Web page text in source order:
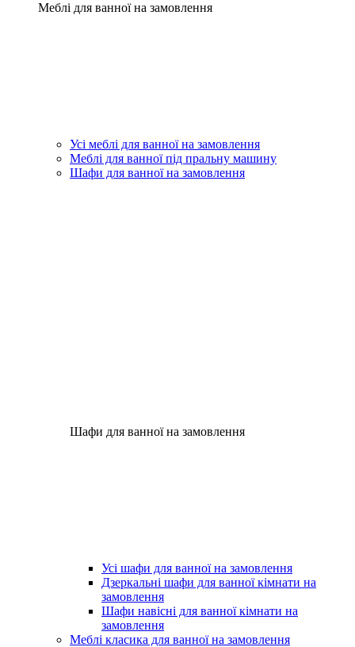
Меблі для ванної на замовлення
Усі меблі для ванної на замовлення
Меблі для ванної під пральну машину
Шафи для ванної на замовлення
Шафи для ванної на замовлення
Усі шафи для ванної на замовлення
Дзеркальні шафи для ванної кімнати на
замовлення
Шафи навісні для ванної кімнати на
замовлення
Меблі класика для ванної на замовлення